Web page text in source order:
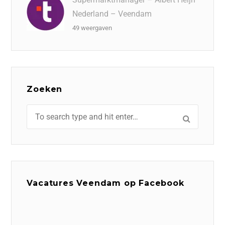
Nederland – Veendam
49 weergaven
Zoeken
Vacatures Veendam op Facebook